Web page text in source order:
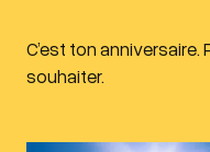
C’est ton anniversaire.
souhaiter.